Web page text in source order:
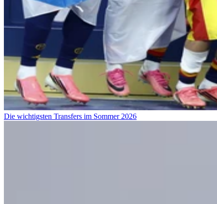
Die wichtigsten Transfers im Sommer 2026